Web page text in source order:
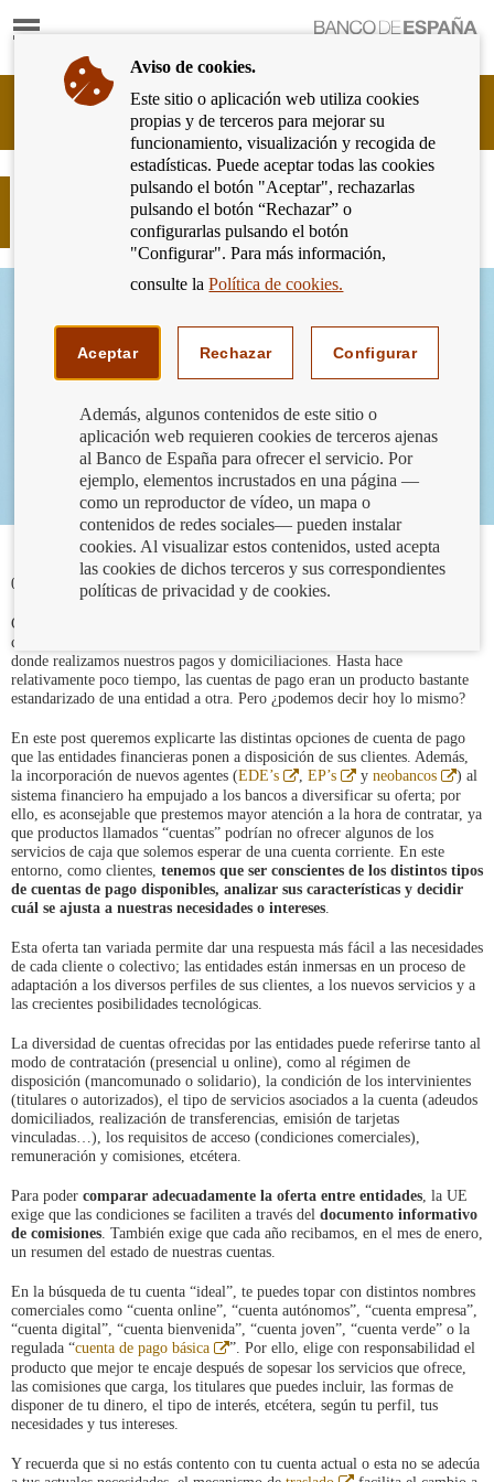
Mostrar
Ir
página
de
inicio
del
Banco
de
España
Cliente
Bancario
Banco
España
Eurosistema,
¿Son todas las cuentas de pago
03/07/2025
Cuando decimos que hemos abierto una cuenta, nos solemos referir a una
cuenta de pago, donde habitualmente recibimos nuestros ingresos y desde
donde realizamos nuestros pagos y domiciliaciones. Hasta hace
relativamente poco tiempo, las cuentas de pago eran un producto bastante
estandarizado de una entidad a otra. Pero ¿podemos decir hoy lo mismo?
En este post queremos explicarte las distintas opciones de cuenta de pago
que las entidades financieras ponen a disposición de sus clientes. Además,
la incorporación de nuevos agentes (EDE’s
Abre
en
ventana
nueva
, EP’s
Abre
en
ventana
nueva
y neobancos
Abre
en
nueva
) al
sistema financiero ha empujado a los bancos a diversificar su oferta; por
ello, es aconsejable que prestemos mayor atención a la hora de contratar, ya
que productos llamados “cuentas” podrían no ofrecer algunos de los
servicios de caja que solemos esperar de una cuenta corriente. En este
entorno, como clientes, tenemos que ser conscientes de los distintos tipos
de cuentas de pago disponibles, analizar sus características y decidir
cuál se ajusta a nuestras necesidades o intereses
Esta oferta tan variada permite dar una respuesta más fácil a las necesidades
de cada cliente o colectivo; las entidades están inmersas en un proceso de
adaptación a los diversos perfiles de sus clientes, a los nuevos servicios y a
las crecientes posibilidades tecnológicas.
La diversidad de cuentas ofrecidas por las entidades puede referirse tanto al
modo de contratación (presencial u online), como al régimen de
disposición (mancomunado o solidario), la condición de los intervinientes
(titulares o autorizados), el tipo de servicios asociados a la cuenta (adeudos
domiciliados, realización de transferencias, emisión de tarjetas
vinculadas…), los requisitos de acceso (condiciones comerciales),
remuneración y comisiones, etcétera.
Para poder comparar adecuadamente la oferta entre entidades , la UE
exige que las condiciones se faciliten a través del documento informativo
de comisiones . También exige que cada año recibamos, en el mes de enero,
un resumen del estado de nuestras cuentas.
En la búsqueda de tu cuenta “ideal”, te puedes topar con distintos nombres
comerciales como “cuenta online”, “cuenta autónomos”, “cuenta empresa”,
“cuenta digital”, “cuenta bienvenida”, “cuenta joven”, “cuenta verde” o la
regulada “cuenta de pago básica
Abre
en
ventana
nueva
”. Por ello, elige con responsabilidad el
producto que mejor te encaje después de sopesar los servicios que ofrece,
las comisiones que carga, los titulares que puedes incluir, las formas de
disponer de tu dinero, el tipo de interés, etcétera, según tu perfil, tus
necesidades y tus intereses.
Y recuerda que si no estás contento con tu cuenta actual o esta no se adecúa
Aviso de cookies.
Este sitio o aplicación web utiliza cookies
propias y de terceros para mejorar su
funcionamiento, visualización y recogida de
estadísticas. Puede aceptar todas las cookies
pulsando el botón "Aceptar", rechazarlas
pulsando el botón “Rechazar” o
configurarlas pulsando el botón
"Configurar". Para más información,
consulte laPolítica de cookies.
Aceptar Rechazar Configurar
Además, algunos contenidos de este sitio o
aplicación web requieren cookies de terceros ajenas
al Banco de España para ofrecer el servicio. Por
ejemplo, elementos incrustados en una página —
como un reproductor de vídeo, un mapa o
contenidos de redes sociales— pueden instalar
cookies. Al visualizar estos contenidos, usted acepta
las cookies de dichos terceros y sus correspondientes
políticas de privacidad y de cookies.